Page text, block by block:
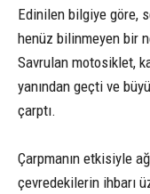
Edinilen bilgiye göre,
henüz bilinmeyen bir
Savrulan motosiklet,
yanından geçti ve
çarptı.
Çarpmanın etkisiyle
çevredekilerin ihbarı